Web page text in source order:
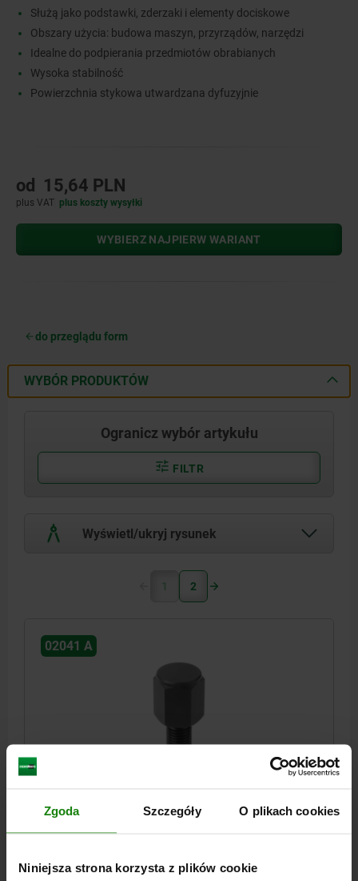
Zgoda Szczegóły O plikach cookies
Niniejsza strona korzysta z plików cookie
Służą jako podstawki, zderzaki i elementy dociskowe
Obszary użycia: budowa maszyn, przyrządów, narzędzi
Idealne do podpierania przedmiotów obrabianych
Wysoka stabilność
Powierzchnia stykowa utwardzana dyfuzyjnie
od 15,64 PLN
plus VAT plus koszty wysyłki
WYBIERZ NAJPIERW WARIANT
do przeglądu form
WYBÓR PRODUKTÓW
Ogranicz wybór artykułu
FILTR
Wyświetl/ukryj rysunek
1 2
02041 A
STOPKA POZYCJONUJACA, G=M06 H=10, FORMA:A
ROZWARTOŚĆ KLUCZA=10